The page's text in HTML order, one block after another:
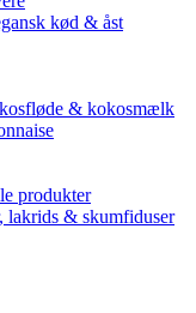
kød & åst
& kokosmælk
produkter
lakrids & skumfiduser